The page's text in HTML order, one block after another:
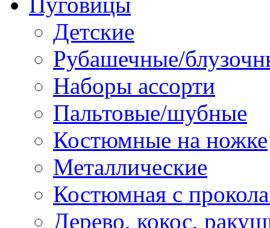
Детские
Рубашечные/
Наборы ассорти
Пальтовые/шубные
Костюмные на ножке
Металлические
Костюмная с
Дерево, кокос,